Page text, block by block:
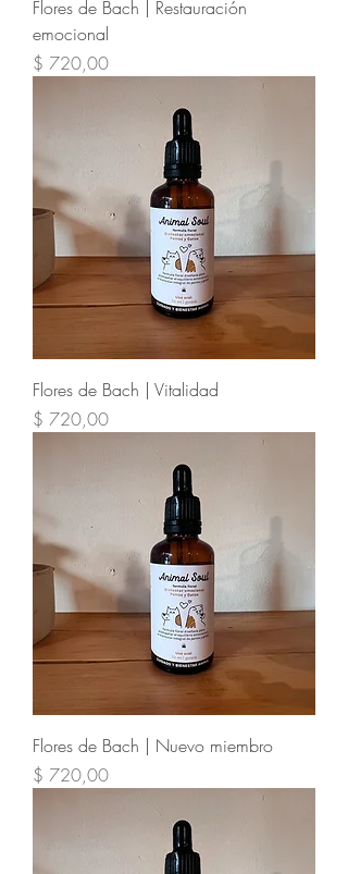
Flores de Bach | Restauración
emocional
Precio
$ 720,00
Flores de Bach | Vitalidad
Precio
$ 720,00
Flores de Bach | Nuevo miembro
Precio
$ 720,00